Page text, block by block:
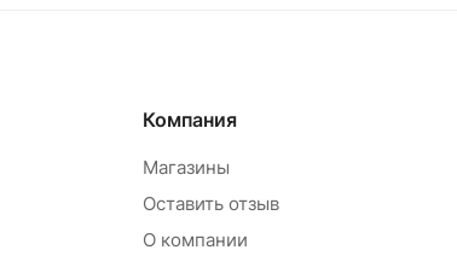
Компания
Магазины
Оставить отзыв
О компании